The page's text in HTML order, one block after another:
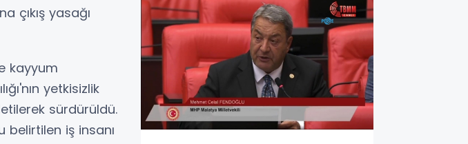
çıkış yasağı
kayyum
yetkisizlik
sürdürüldü.
belirtilen iş insanı